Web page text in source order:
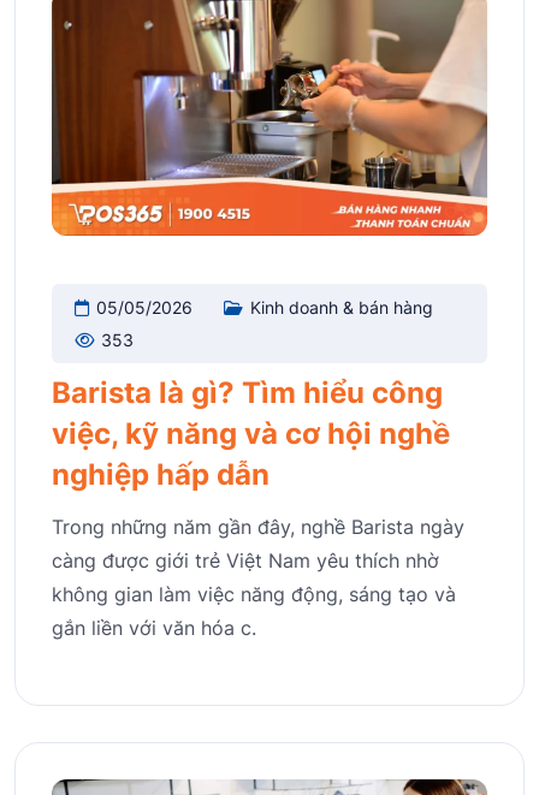
05/05/2026
Kinh doanh & bán hàng
353
Barista là gì? Tìm hiểu công
việc, kỹ năng và cơ hội nghề
nghiệp hấp dẫn
Trong những năm gần đây, nghề Barista ngày
càng được giới trẻ Việt Nam yêu thích nhờ
không gian làm việc năng động, sáng tạo và
gắn liền với văn hóa c.